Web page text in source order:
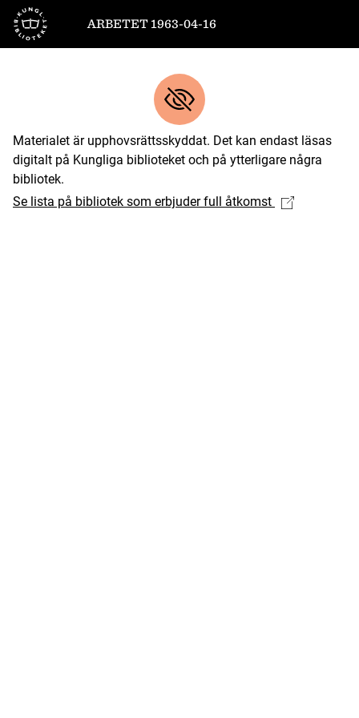
Till startsidan
ARBETET 1963-04-16
Materialet är upphovsrättsskyddat. Det kan endast läsas
digitalt på Kungliga biblioteket och på ytterligare några
bibliotek.
Se lista på bibliotek som erbjuder full åtkomst